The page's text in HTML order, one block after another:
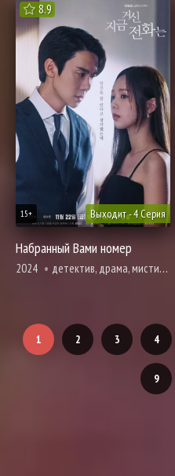
8.9
Выходит - 4 Серия
15+
Набранный Вами номер
2024 детектив, драма, мистика, мелодрама, романтика, триллер
1 2 3 4
9